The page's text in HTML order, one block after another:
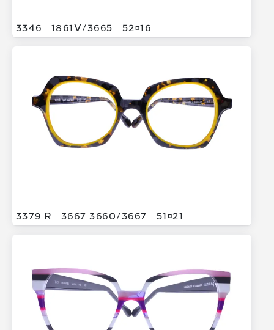
3346 1861V/3665 5216
3379 R 3667 3660/3667 5121